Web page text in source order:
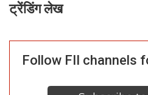
ट्रेंडिंग लेख
Follow FII channels